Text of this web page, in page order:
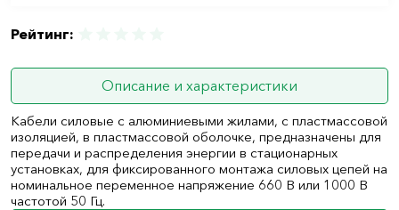
Рейтинг:
Описание и характеристики
Кабели силовые с алюминиевыми жилами, с пластмассовой
изоляцией, в пластмассовой оболочке, предназначены для
передачи и распределения энергии в стационарных
установках, для фиксированного монтажа силовых цепей на
номинальное переменное напряжение 660 В или 1000 В
частотой 50 Гц.